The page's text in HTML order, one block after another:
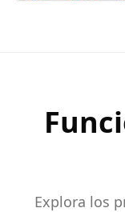
Explora los